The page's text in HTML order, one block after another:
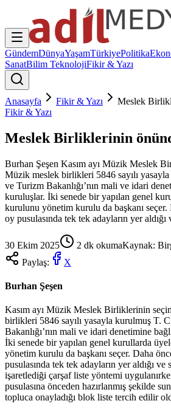
GündemDünyaYaşamTürkiyePolitika
SanatBilim TeknolojiFikir & Yazı
Anasayfa Fikir & Yazı
Meslek
Fikir & Yazı
Meslek Birliklerinin
Burhan Şeşen Kasım ayı Müzik Meslek
Müzik meslek birlikleri 5846 sayılı
ve Turizm Bakanlığı’nın mali ve idari
kuruluşlar. İki senede bir yapılan genel
kurulunu yönetim kurulu da başkanı
oy pusulasında tek tek adayların yer
30 Ekim 2025 2 dk okumaKaynak:
Paylaş:
X
Burhan Şeşen
Kasım ayı Müzik Meslek Birliklerinin
birlikleri 5846 sayılı yasayla kurulmuş T.
Bakanlığı’nın mali ve idari denetimine
İki senede bir yapılan genel kurullarda
yönetim kurulu da başkanı seçer. Daha
pusulasında tek tek adayların yer aldığı ve
işaretlediği çarşaf liste yöntemi
pusulasına önceden hazırlanmış şekilde
topluca onayladığı blok liste tercih edilir